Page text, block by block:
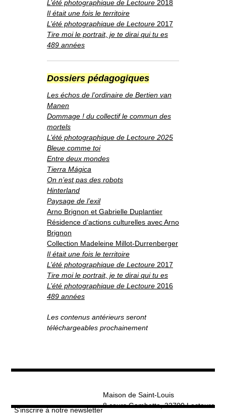
L’été photographique de Lectoure2018
Il était une fois le territoire
L’été photographique de Lectoure2017
Tire moi le portrait, je te dirai qui tu es
489 années
Dossiers pédagogiques
Les échos de l’ordinaire de Bertien van
Manen
Dommage ! du collectif le commun des
mortels
L’été photographique de Lectoure 2025
Bleue comme toi
Entre deux mondes
Tierra Mágica
On n’est pas des robots
Hinterland
Paysage de l’exil
Arno Brignon et Gabrielle Duplantier
Résidence d’actions culturelles avec Arno
Brignon
Collection Madeleine Millot-Durrenberger
Il était une fois le territoire
L’été photographique de Lectoure 2017
Tire moi le portrait, je te dirai qui tu es
L’été photographique de Lectoure2016
489 années
Les contenus antérieurs seront
téléchargeables prochainement
Maison de Saint-Louis
8 cours Gambetta, 32700 Lectoure
S’inscrire à notre newsletter